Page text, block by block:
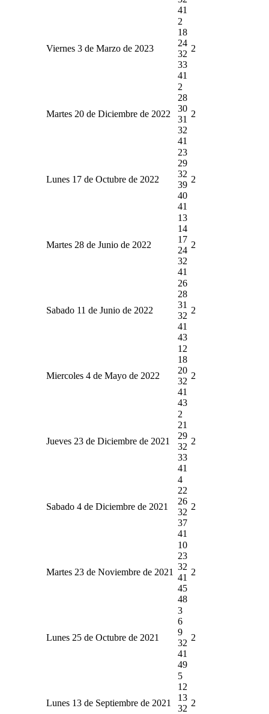
41
Viernes 3 de Marzo de 2023
2
18
24
32
33
41
2
Martes 20 de Diciembre de 2022
2
28
30
31
32
41
2
Lunes 17 de Octubre de 2022
23
29
32
39
40
41
2
Martes 28 de Junio de 2022
13
14
17
24
32
41
2
Sabado 11 de Junio de 2022
26
28
31
32
41
43
2
Miercoles 4 de Mayo de 2022
12
18
20
32
41
43
2
Jueves 23 de Diciembre de 2021
2
21
29
32
33
41
2
Sabado 4 de Diciembre de 2021
4
22
26
32
37
41
2
Martes 23 de Noviembre de 2021
10
23
32
41
45
48
2
Lunes 25 de Octubre de 2021
3
6
9
32
41
49
2
Lunes 13 de Septiembre de 2021
5
12
13
32
2